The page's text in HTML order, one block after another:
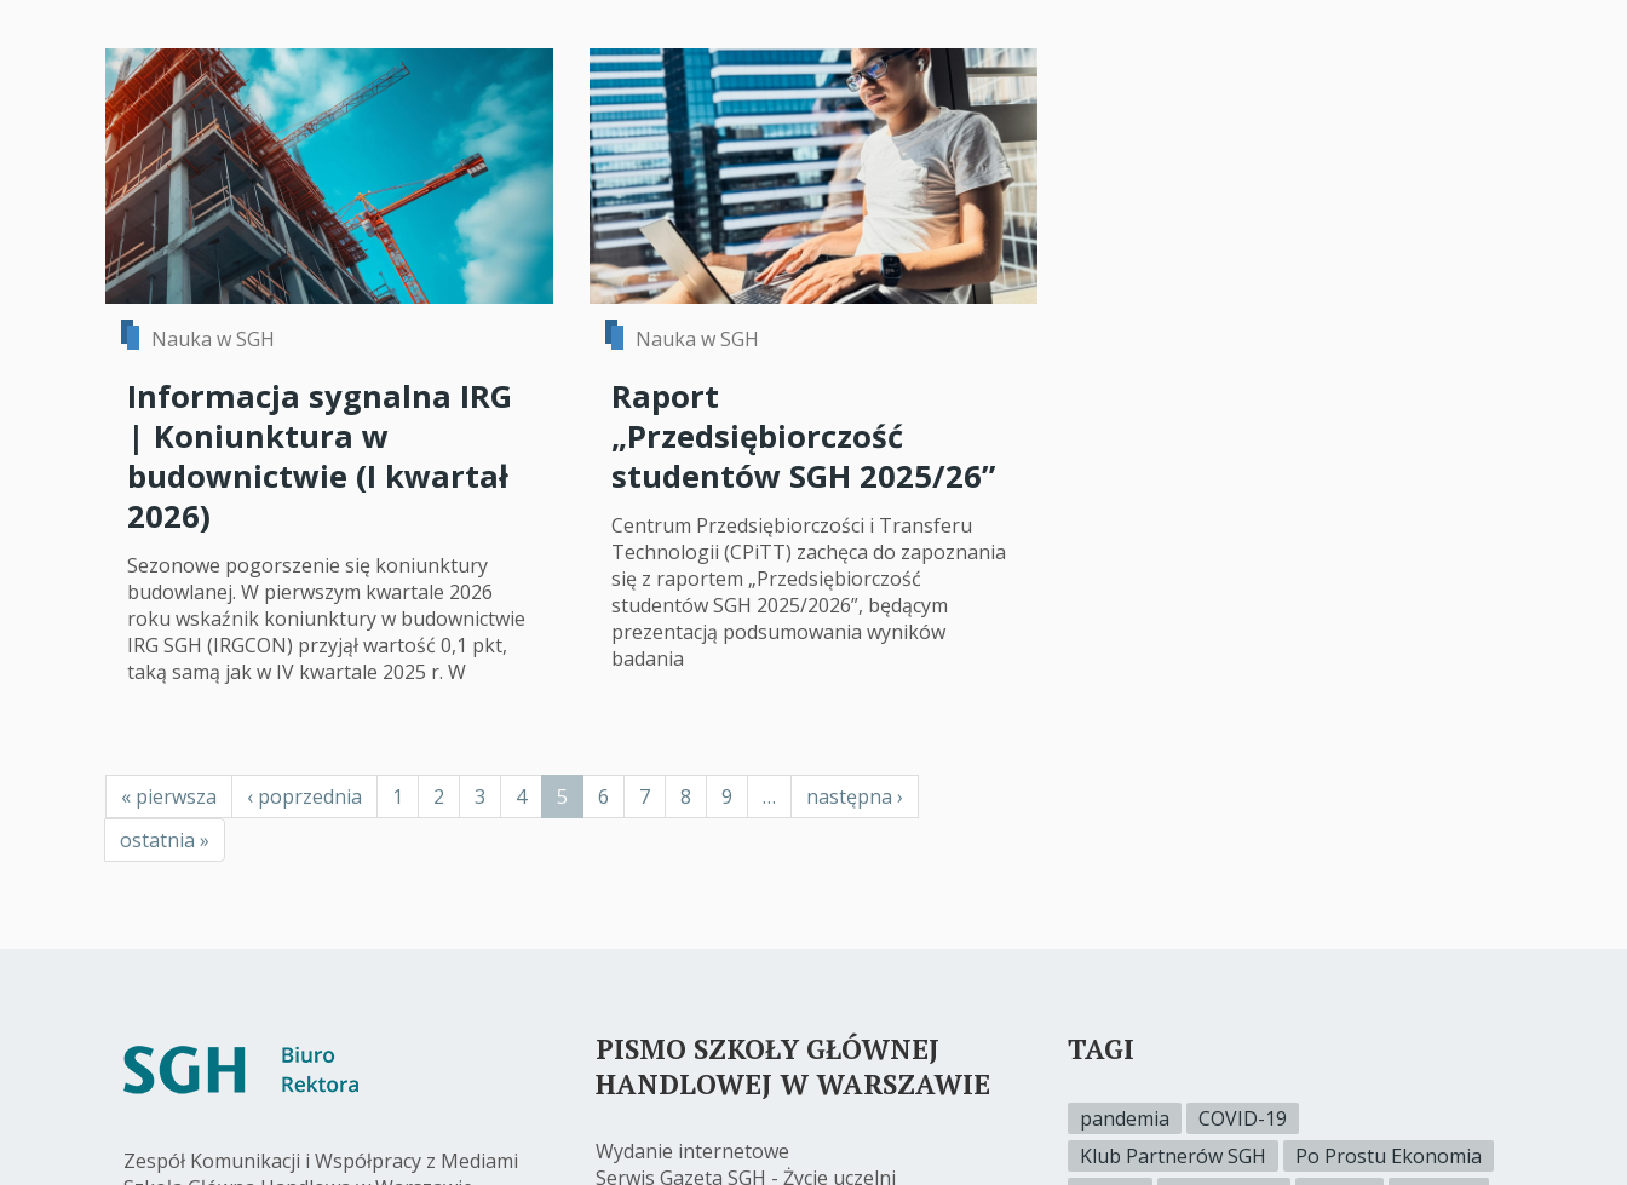
Nauka w SGH
Informacja sygnalna IRG
| Koniunktura w
budownictwie (I kwartał
2026)
Sezonowe pogorszenie się koniunktury
budowlanej. W pierwszym kwartale 2026
roku wskaźnik koniunktury w budownictwie
IRG SGH (IRGCON) przyjął wartość 0,1 pkt,
taką samą jak w IV kwartale 2025 r. W
Nauka w SGH
Raport
„Przedsiębiorczość
studentów SGH 2025/26”
Centrum Przedsiębiorczości i Transferu
Technologii (CPiTT) zachęca do zapoznania
się z raportem „Przedsiębiorczość
studentów SGH 2025/2026”, będącym
prezentacją podsumowania wyników
badania
Stronicowanie
Pierwsza
strona
« pierwsza
Poprzednia
strona
‹ poprzednia Page
1 Page
2 Page
3 Page
4
Bieżąca
strona
5 Page
6 Page
7 Page
8 Page
9 …
Następna
strona
następna ›
Ostatnia
strona
ostatnia »
Zespół Komunikacji i Współpracy z Mediami
PISMO SZKOŁY GŁÓWNEJ
HANDLOWEJ W WARSZAWIE
Wydanie internetowe
Serwis Gazeta SGH - Życie uczelni
TAGI
pandemia
COVID-19
Klub Partnerów SGH
Po Prostu Ekonomia